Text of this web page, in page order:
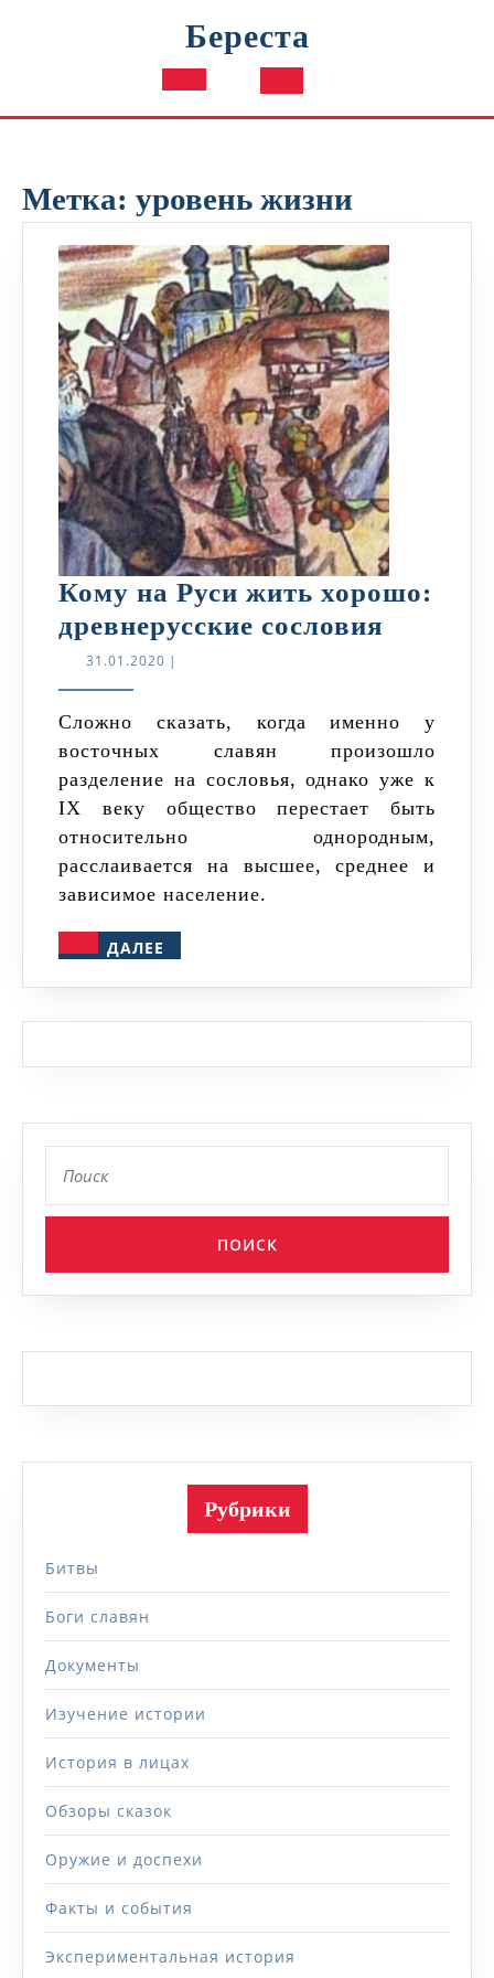
Береста
Кнопка
Метка: уровень жизни
Кому на Руси жить хорошо:
древнерусские сословия
жить
хорошо:
31.01.2020 31.01.2020
|
Сложно сказать, когда именно у
восточных славян произошло
разделение на сословья, однако уже к
IX веку общество перестает быть
относительно однородным,
расслаивается на высшее, среднее и
зависимое население.
ДАЛЕЕ
Рубрики
Битвы
Боги славян
Документы
Изучение истории
История в лицах
Обзоры сказок
Оружие и доспехи
Факты и события
Экспериментальная история